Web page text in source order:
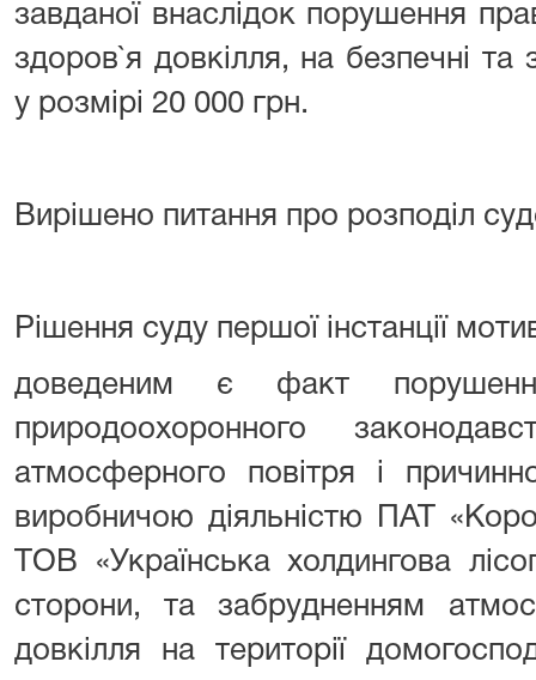
завданої внаслідок порушення
здоров`я довкілля, на безпечні
у розмірі 20 000 грн.
Вирішено питання про розподіл
Рішення суду першої інстанції
доведеним є факт
природоохоронного
атмосферного повітря і
виробничою діяльністю ПАТ
ТОВ «Українська холдингова
сторони, та забрудненням
довкілля на території